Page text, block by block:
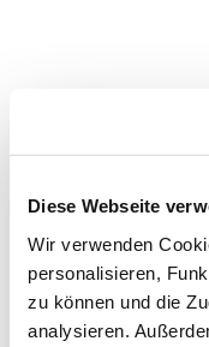
Diese Webseite
Wir verwenden
personalisieren,
zu können und die
analysieren.
Dies